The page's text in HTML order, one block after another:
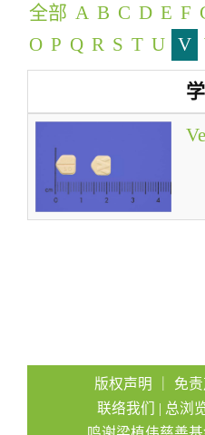
全部 A B C D E F
O P Q R S T U V
版权声明 免
联络我们
| 总浏